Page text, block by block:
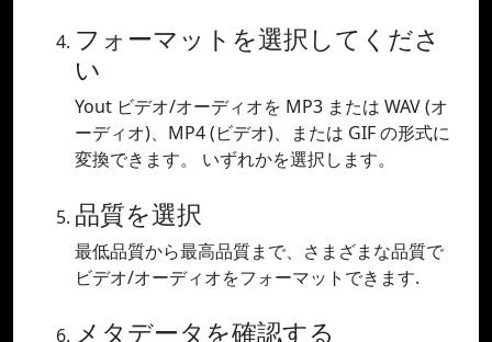
フォーマットを選択してくださ
い
Yout ビデオ/オーディオを MP3 または WAV (オ
ーディオ)、MP4 (ビデオ)、または GIF の形式に
変換できます。 いずれかを選択します。
品質を選択
最低品質から最高品質まで、さまざまな品質で
ビデオ/オーディオをフォーマットできます.
メタデータを確認する